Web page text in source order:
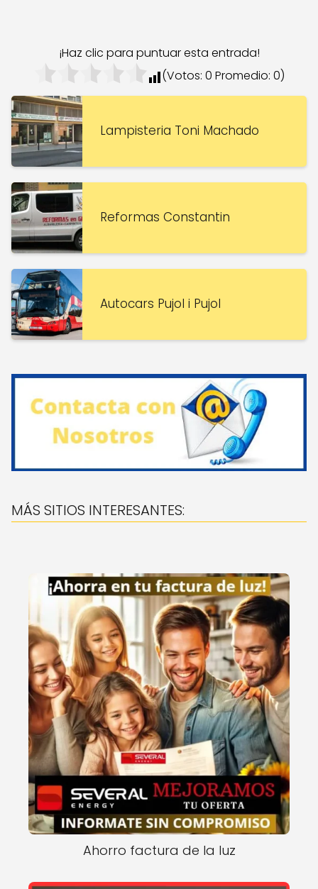
¡Haz clic para puntuar esta entrada!
(Votos: 0 Promedio: 0)
Lampisteria Toni Machado
Reformas Constantin
Autocars Pujol i Pujol
MÁS SITIOS INTERESANTES:
Ahorro factura de la luz